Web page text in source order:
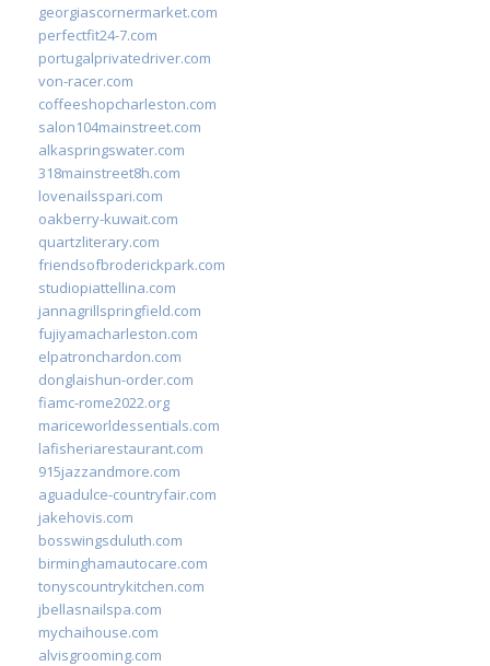
georgiascornermarket.com
perfectfit24-7.com
portugalprivatedriver.com
von-racer.com
coffeeshopcharleston.com
salon104mainstreet.com
alkaspringswater.com
318mainstreet8h.com
lovenailsspari.com
oakberry-kuwait.com
quartzliterary.com
friendsofbroderickpark.com
studiopiattellina.com
jannagrillspringfield.com
fujiyamacharleston.com
elpatronchardon.com
donglaishun-order.com
fiamc-rome2022.org
mariceworldessentials.com
lafisheriarestaurant.com
915jazzandmore.com
aguadulce-countryfair.com
jakehovis.com
bosswingsduluth.com
birminghamautocare.com
tonyscountrykitchen.com
jbellasnailspa.com
mychaihouse.com
alvisgrooming.com